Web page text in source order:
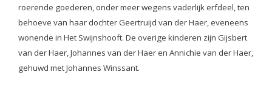
roerende goederen, onder meer wegens vaderlijk erfdeel, ten
behoeve van haar dochter Geertruijd van der Haer, eveneens
wonende in Het Swijnshooft. De overige kinderen zijn Gijsbert
van der Haer, Johannes van der Haer en Annichie van der Haer,
gehuwd met Johannes Winssant.